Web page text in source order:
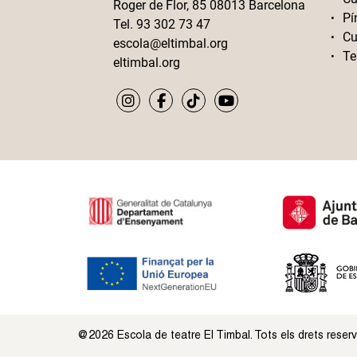
Roger de Flor, 85 08013 Barcelona
Tel. 93 302 73 47
escola@eltimbal.org
eltimbal.org
@2026 Escola de teatre El Timbal. Tots els drets